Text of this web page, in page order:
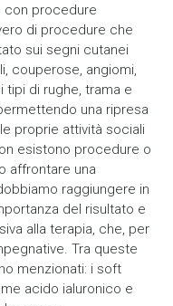
con procedure
di procedure che
sui segni cutanei
couperose, angiomi,
di rughe, trama e
una ripresa
proprie attività sociali
esistono procedure o
affrontare una
raggiungere in
del risultato e
alla terapia, che, per
Tra queste
menzionati: i soft
acido ialuronico e